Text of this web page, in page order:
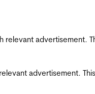
advertisement.
advertisement.